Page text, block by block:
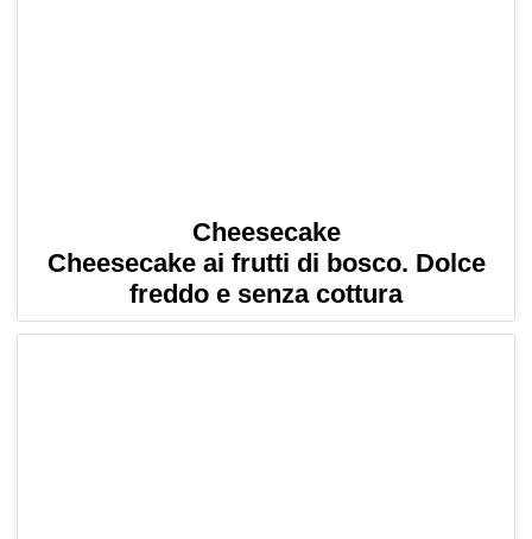
Cheesecake
Cheesecake ai frutti di bosco. Dolce
freddo e senza cottura